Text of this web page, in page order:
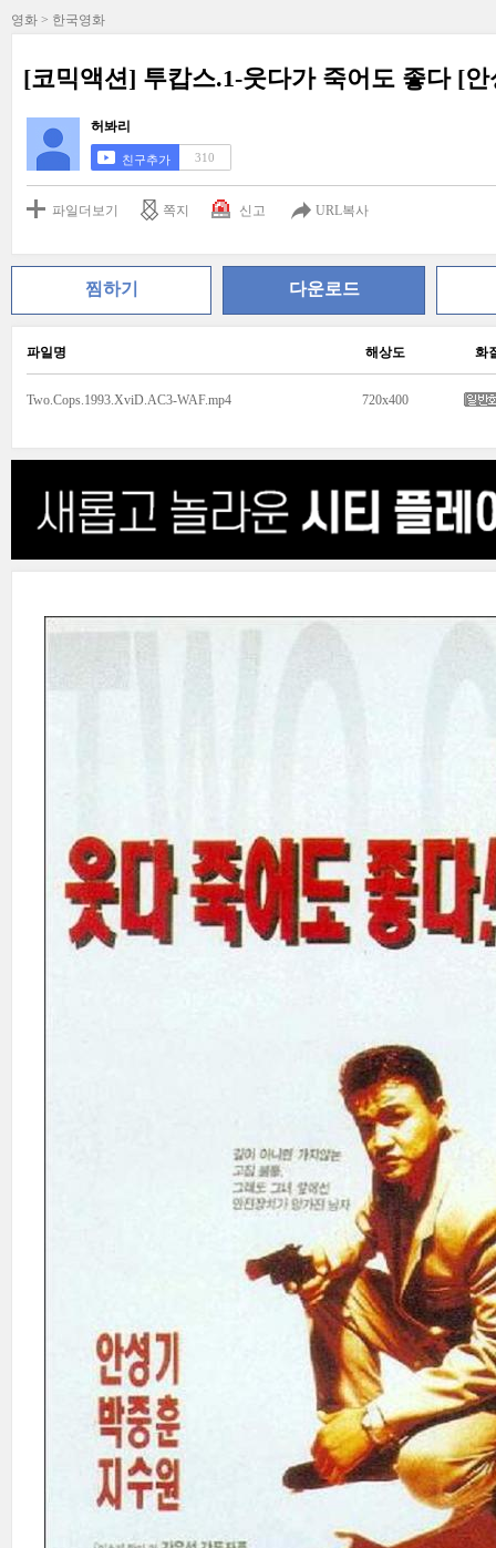
영화 > 한국영화
[코믹액션] 투캅스.1-웃다가 죽어도 좋다 [
허봐리
친구추가 310
파일더보기 쪽지 신고 URL복사
찜하기 다운로드
파일명 해상도 화
Two.Cops.1993.XviD.AC3-WAF.mp4 720x400